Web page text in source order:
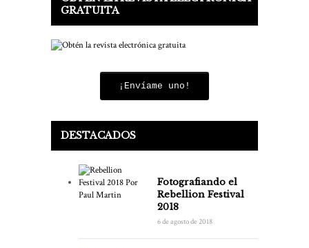
GRATUITA
¡Envíame uno!
DESTACADOS
Fotografiando el
Rebellion Festival
2018
6 de agosto de 2018